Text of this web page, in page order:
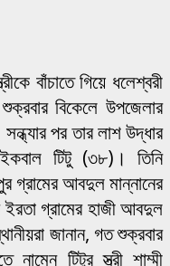
বাঁচাতে গিয়ে ধলেশ্বরী
বিকেলে উপজেলার
পর তার লাশ উদ্ধার
টিটু (৩৮)। তিনি
গ্রামের আবদুল মান্নানের
গ্রামের হাজী আবদুল
জানান, গত শুক্রবার
টিটুর স্ত্রী শাম্মী